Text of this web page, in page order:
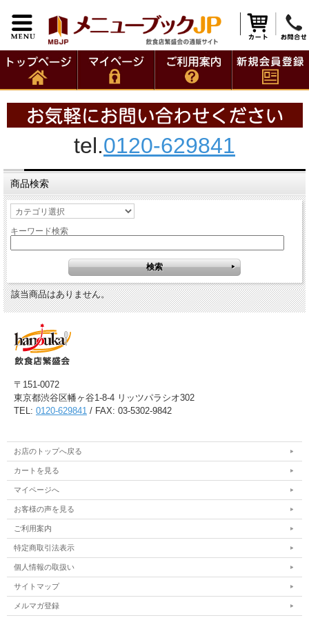
tel.0120-629841
商品検索
キーワード検索
該当商品はありません。
〒151-0072
東京都渋谷区幡ヶ谷1-8-4 リッツパラシオ302
TEL: 0120-629841 / FAX: 03-5302-9842
お店のトップへ戻る
カートを見る
マイページへ
お客様の声を見る
ご利用案内
特定商取引法表示
個人情報の取扱い
サイトマップ
メルマガ登録